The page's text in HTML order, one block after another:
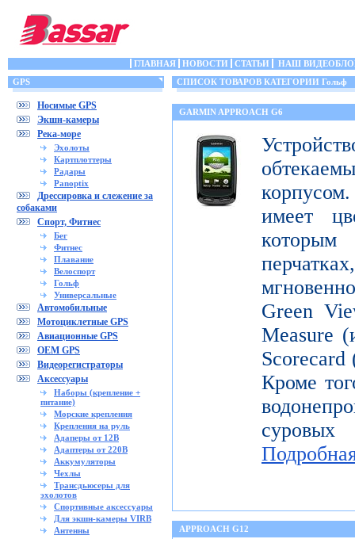
ГЛАВНАЯ НОВОСТИ СТАТЬИ
НАШ
GPS
Носимые GPS
Экшн-камеры
Река-море
Эхолоты
Картплоттеры
Радары
Panoptix
Дрессировка и слежение за
собаками
Спорт, Фитнес
Бег
Фитнес
Плавание
Велоспорт
Гольф
Универсальные
Автомобильные
Мотоциклетные GPS
Авиационные GPS
OEM GPS
Видеорегистраторы
Аксессуары
Наборы (крепление +
питание)
Морские крепления
Крепления на руль
Адаперы от 12В
Адаптеры от 220В
Аккумуляторы
Чехлы
Трансдьюсеры для
эхолотов
Спортивные аксессуары
Для экшн-камеры VIRB
Антенны
СПИСОК ТОВАРОВ КАТЕГОРИИ Гольф
GARMIN APPROACH G6
имеет
Green
Measure
Scorecard
Кроме
APPROACH G12